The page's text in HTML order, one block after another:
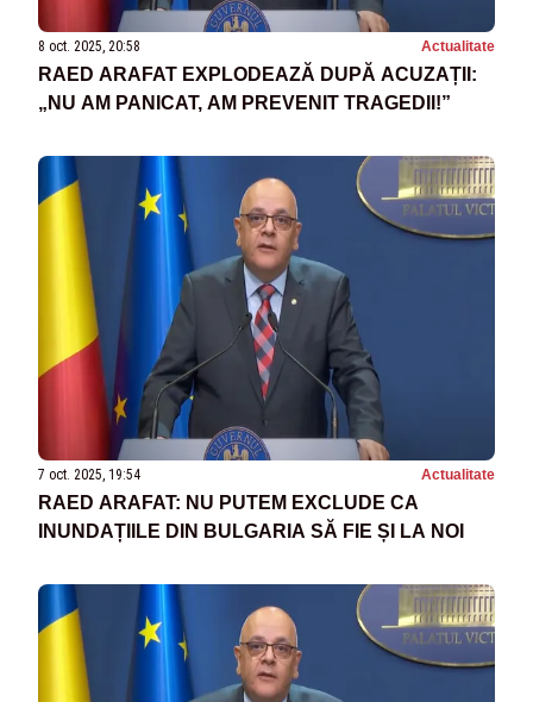
8 oct. 2025, 20:58 Actualitate
RAED ARAFAT EXPLODEAZĂ DUPĂ ACUZAȚII:
„NU AM PANICAT, AM PREVENIT TRAGEDII!”
7 oct. 2025, 19:54 Actualitate
RAED ARAFAT: NU PUTEM EXCLUDE CA
INUNDAȚIILE DIN BULGARIA SĂ FIE ȘI LA NOI